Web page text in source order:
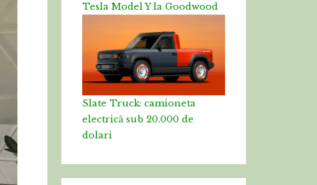
Tesla Model Y la Goodwood
Slate Truck: camioneta
electrică sub 20.000 de
dolari